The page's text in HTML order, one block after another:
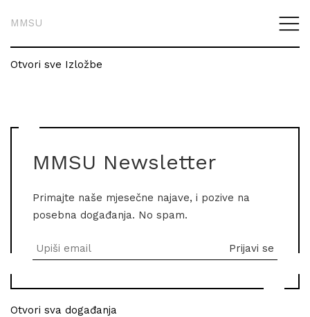
MMSU
Otvori sve Izložbe
MMSU Newsletter
Primajte naše mjesečne najave, i pozive na
posebna događanja. No spam.
Otvori sva događanja